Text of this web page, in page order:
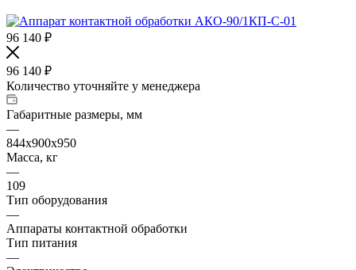
96 140 ₽
96 140 ₽
Количество уточняйте у менеджера
Габаритные размеры, мм
—
844x900х950
Масса, кг
—
109
Тип оборудования
—
Аппараты контактной обработки
Тип питания
—